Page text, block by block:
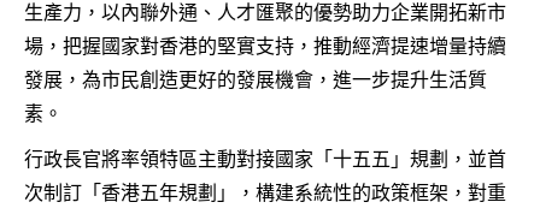
生產力，以內聯外通、人才匯聚的優勢助力企業開拓新市
場，把握國家對香港的堅實支持，推動經濟提速增量持續
發展，為市民創造更好的發展機會，進一步提升生活質
素。
行政長官將率領特區主動對接國家「十五五」規劃，並首
次制訂「香港五年規劃」，構建系統性的政策框架，對重